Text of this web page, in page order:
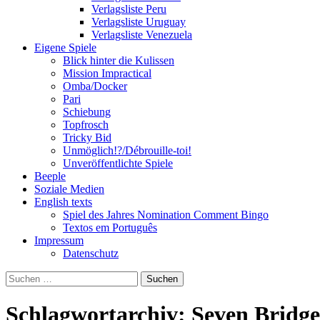
Verlagsliste Peru
Verlagsliste Uruguay
Verlagsliste Venezuela
Eigene Spiele
Blick hinter die Kulissen
Mission Impractical
Omba/Docker
Pari
Schiebung
Topfrosch
Tricky Bid
Unmöglich!?/Débrouille-toi!
Unveröffentlichte Spiele
Beeple
Soziale Medien
English texts
Spiel des Jahres Nomination Comment Bingo
Textos em Português
Impressum
Datenschutz
Suchen
nach:
Schlagwortarchiv: Seven